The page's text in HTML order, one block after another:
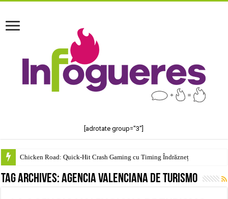
[adrotate group="3"]
Chicken Road: Quick‑Hit Crash Gaming cu Timing Îndrăzneț
Tag Archives:Agencia Valenciana de Turismo